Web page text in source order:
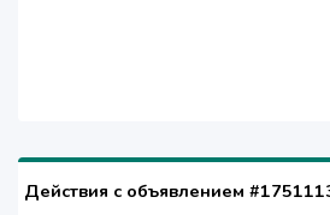
Действия с объявлением